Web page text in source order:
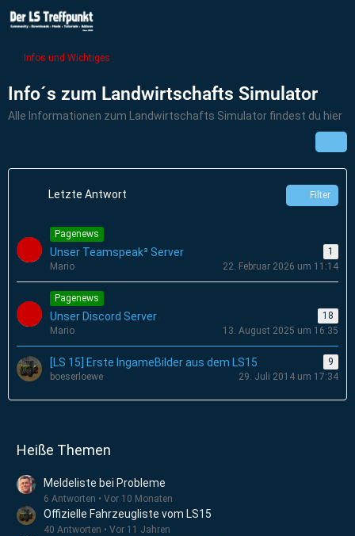
Infos und Wichtiges
Info´s zum Landwirtschafts Simulator
Alle Informationen zum Landwirtschafts Simulator findest du hier
Letzte Antwort Filter
Pagenews
Unser Teamspeak³ Server
1
Mario
22. Februar 2026 um 11:14
Pagenews
Unser Discord Server
18
Mario
13. August 2025 um 16:35
[LS 15] Erste IngameBilder aus dem LS15
9
boeserloewe
29. Juli 2014 um 17:34
Heiße Themen
Meldeliste bei Probleme
6 Antworten Vor 10 Monaten
Offizielle Fahrzeugliste vom LS15
40 Antworten Vor 11 Jahren